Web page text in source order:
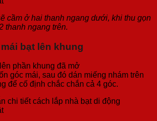
cầm ở hai thanh ngang dưới, khi thu gọn
thanh ngang trên.
bạt lên khung
phần khung đã mở
góc mái, sau đó dán miếng nhám trên
để cố định chắc chắn cả 4 góc.